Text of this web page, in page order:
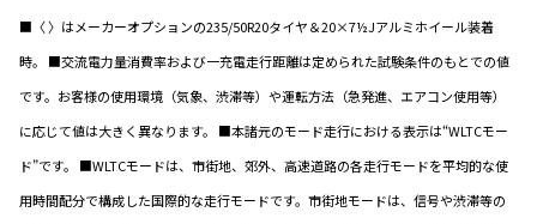
■〈 〉はメーカーオプションの235/50R20タイヤ＆20×7½Jアルミホイール装着
時。 ■交流電力量消費率および一充電走行距離は定められた試験条件のもとでの値
です。お客様の使用環境（気象、渋滞等）や運転方法（急発進、エアコン使用等）
に応じて値は大きく異なります。 ■本諸元のモード走行における表示は“WLTCモー
ド”です。 ■WLTCモードは、市街地、郊外、高速道路の各走行モードを平均的な使
用時間配分で構成した国際的な走行モードです。市街地モードは、信号や渋滞等の